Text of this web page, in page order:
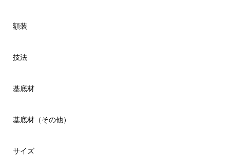
額装
技法
基底材
基底材（その他）
サイズ